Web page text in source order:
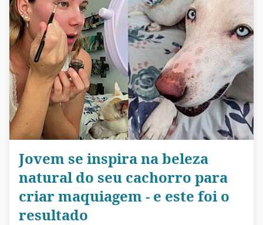
Jovem se inspira na beleza
natural do seu cachorro para
criar maquiagem - e este foi o
resultado